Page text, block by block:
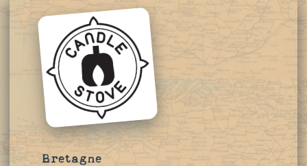
Bretagne